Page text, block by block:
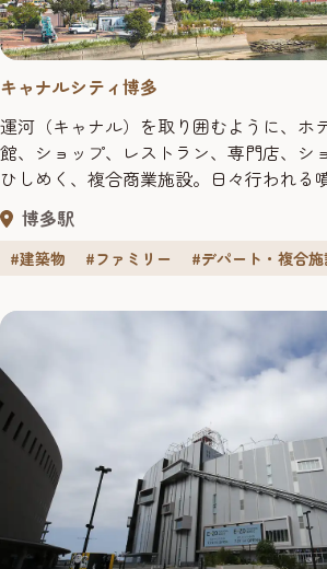
キャナルシティ博多
運河（キャナル）を取り囲むように、ホ
館、ショップ、レストラン、専門店、シ
ひしめく、複合商業施設。日々行われる
ントの他、ショッピングに、レジャーに
と、ここに来ればとにかく退屈すること
観光客も多い福岡観光では人気のスポッ
設。ファッションから雑...
博多駅
#建築物 #ファミリー #デパート・複合